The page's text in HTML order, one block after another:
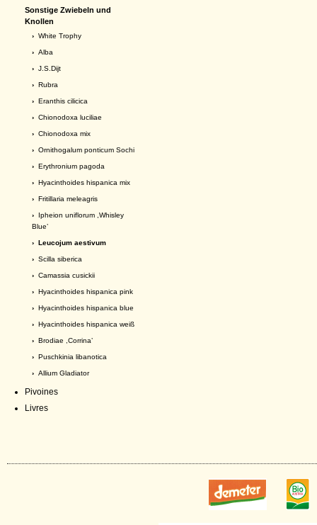
Sonstige Zwiebeln und
Knollen
› White Trophy
› Alba
› J.S.Dijt
› Rubra
› Eranthis cilicica
› Chionodoxa luciliae
› Chionodoxa mix
› Ornithogalum ponticum Sochi
› Erythronium pagoda
› Hyacinthoides hispanica mix
› Fritillaria meleagris
› Ipheion uniflorum ,Whisley
Blue’
› Leucojum aestivum
› Scilla siberica
› Camassia cusickii
› Hyacinthoides hispanica pink
› Hyacinthoides hispanica blue
› Hyacinthoides hispanica weiß
› Brodiae ,Corrina’
› Puschkinia libanotica
› Allium Gladiator
Pivoines
Livres